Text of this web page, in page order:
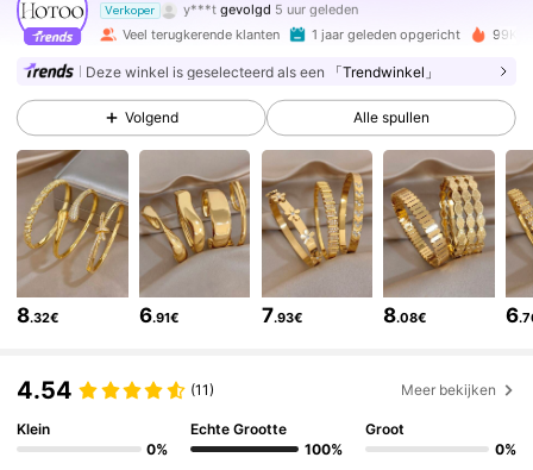
Verkoper S***i is aan het browsen
4.90
167K Volgers
4.90 167K Volgers
4.90 167K Volgers
4.90 167K Volgers
4.90 167K Volgers
Veel terugkerende klanten 1 jaar geleden opgericht 99K+
Deze winkel is geselecteerd als een 「Trendwinkel」
Volgend Alle spullen
8.32€ 6.91€ 7.93€ 8.08€ 6
4.54 (11) Meer bekijken
Klein
0%
Echte Grootte
100%
Groot
0%